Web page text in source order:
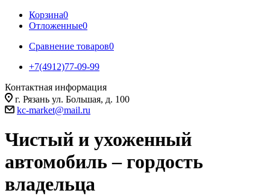
Корзина0
Отложенные0
Сравнение товаров0
+7(4912)77-09-99
Контактная информация
г. Рязань ул. Большая, д. 100
kc-market@mail.ru
Чистый и ухоженный
автомобиль – гордость
владельца